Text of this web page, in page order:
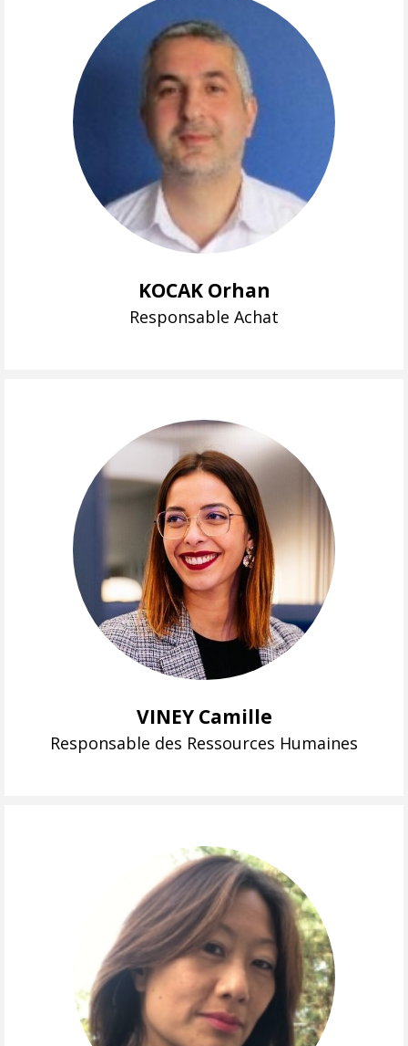
KOCAK Orhan
Responsable Achat
VINEY Camille
Responsable des Ressources Humaines